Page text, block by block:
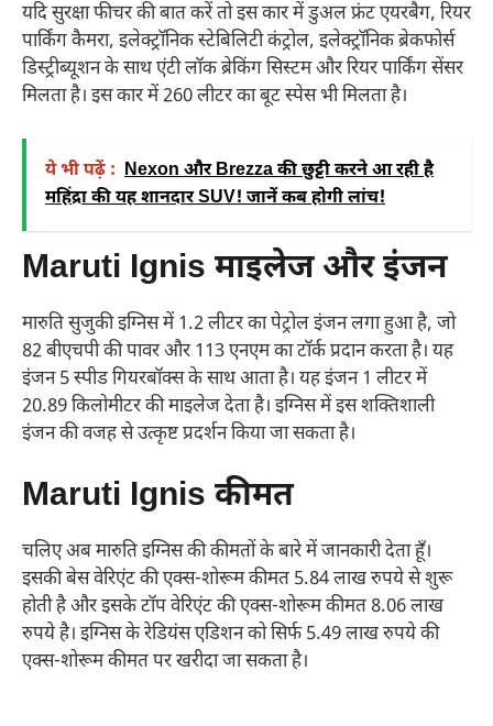
यदि सुरक्षा फीचर की बात करें तो इस कार में डुअल फ्रंट एयरबैग, रियर
पार्किंग कैमरा, इलेक्ट्रॉनिक स्टेबिलिटी कंट्रोल, इलेक्ट्रॉनिक ब्रेकफोर्स
डिस्ट्रीब्यूशन के साथ एंटी लॉक ब्रेकिंग सिस्टम और रियर पार्किंग सेंसर
मिलता है। इस कार में 260 लीटर का बूट स्पेस भी मिलता है।
ये भी पढ़ें : Nexon और Brezza की छुट्टी करने आ रही है
महिंद्रा की यह शानदार SUV! जानें कब होगी लांच!
Maruti Ignis माइलेज और इंजन
मारुति सुजुकी इग्निस में 1.2 लीटर का पेट्रोल इंजन लगा हुआ है, जो
82 बीएचपी की पावर और 113 एनएम का टॉर्क प्रदान करता है। यह
इंजन 5 स्पीड गियरबॉक्स के साथ आता है। यह इंजन 1 लीटर में
20.89 किलोमीटर की माइलेज देता है। इग्निस में इस शक्तिशाली
इंजन की वजह से उत्कृष्ट प्रदर्शन किया जा सकता है।
Maruti Ignis कीमत
चलिए अब मारुति इग्निस की कीमतों के बारे में जानकारी देता हूँ।
इसकी बेस वेरिएंट की एक्स-शोरूम कीमत 5.84 लाख रुपये से शुरू
होती है और इसके टॉप वेरिएंट की एक्स-शोरूम कीमत 8.06 लाख
रुपये है। इग्निस के रेडियंस एडिशन को सिर्फ 5.49 लाख रुपये की
एक्स-शोरूम कीमत पर खरीदा जा सकता है।